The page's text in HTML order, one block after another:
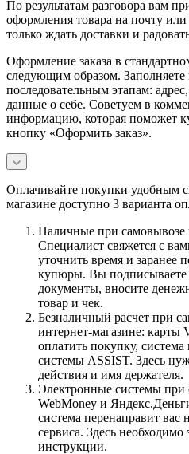
По результатам разговора вам
оформления товара на почту
только ждать доставки и
Оформление заказа в
следующим образом.
последовательным этапам:
данные о себе. Советуем в
информацию, которая поможет
кнопку «Оформить заказ».
Оплачивайте покупки удобным
магазине доступно 3 варианта
Наличные при самовывозе
Специалист свяжется с
уточнить время и заранее
купюры. Вы подписываете
документы, вносите
товар и чек.
Безналичный расчет при
интернет-магазине: карты
оплатить покупку,
системы ASSIST. Здесь
действия и имя держателя.
Электронные системы при
WebMoney и
система перенаправит вас
сервиса. Здесь
инструкции.